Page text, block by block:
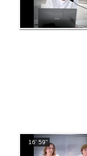
16' 59''